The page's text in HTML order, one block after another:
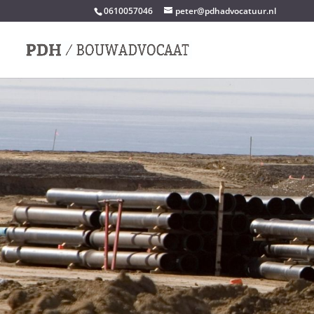
0610057046 peter@pdhadvocatuur.nl